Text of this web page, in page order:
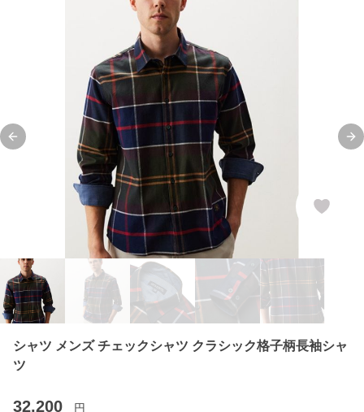
Previous slide
シャツ メンズ チェックシャツ クラシック格子柄長袖シャ
ツ
32,200 円